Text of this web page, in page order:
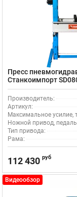
Пресс
Станкоимпорт
Производитель:
Артикул:
Максимальное усилие,
Ножной привод,
Тип привода:
Рама:
112 430 руб
Видеообзор